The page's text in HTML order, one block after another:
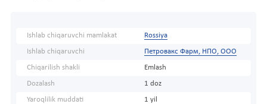
Ishlab chiqaruvchi mamlakat Rossiya
Ishlab chiqaruvchi Петровакс Фарм, НПО, ООО
Chiqarilish shakli Emlash
Dozalash 1 doz
Yaroqlilik muddati 1 yil